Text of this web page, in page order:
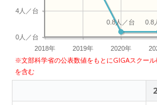
2018年 2019年 2020年
0人／台
4人／台
0.8
0.8人／台
※文部科学省の公表数値をもとにGIGAスクー
を含む